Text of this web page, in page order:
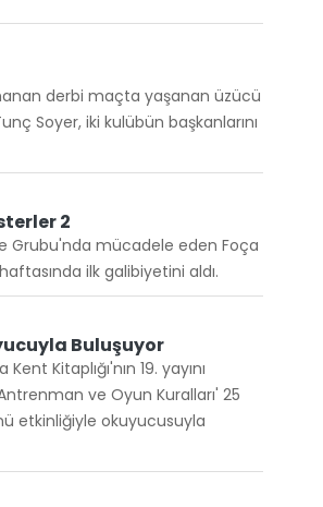
derbi maçta yaşanan üzücü
Soyer, iki kulübün başkanlarını
2
Grubu'nda mücadele eden Foça
ilk galibiyetini aldı.
Buluşuyor
Kitaplığı'nın 19. yayını
ve Oyun Kuralları' 25
etkinliğiyle okuyucusuyla